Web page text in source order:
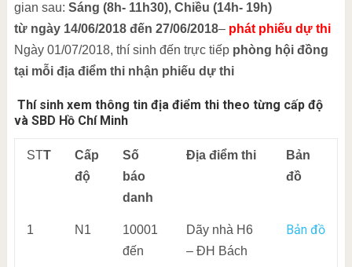
gian sau: Sáng (8h- 11h30), Chiều (14h- 19h)
từ ngày 14/06/2018 đến 27/06/2018– phát phiếu dự thi
Ngày 01/07/2018, thí sinh đến trực tiếp phòng hội đồng
tại mỗi địa điểm thi nhận phiếu dự thi
Thí sinh xem thông tin địa điểm thi theo từng cấp độ
và SBD Hồ Chí Minh
STT
Cấp
độ
Số
báo
danh
Địa điểm thi
Bản
đồ
1 N1
10001
đến
Dãy nhà H6
– ĐH Bách
Bản đồ